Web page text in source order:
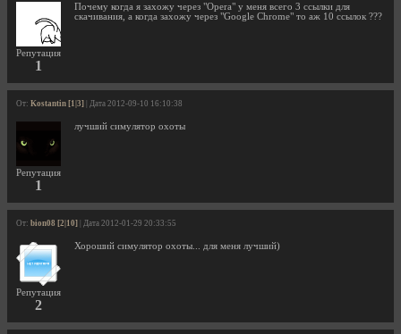
Репутация
1
Почему когда я захожу через "Opera" у меня всего 3 ссылки для
скачивания, а когда захожу через "Google Chrome" то аж 10 ссылок ???
От: Kostantin [1|3] | Дата 2012-09-10 16:10:38
Репутация
1
лучший симулятор охоты
От: bion08 [2|10] | Дата 2012-01-29 20:33:55
Репутация
2
Хороший симулятор охоты... для меня лучший)